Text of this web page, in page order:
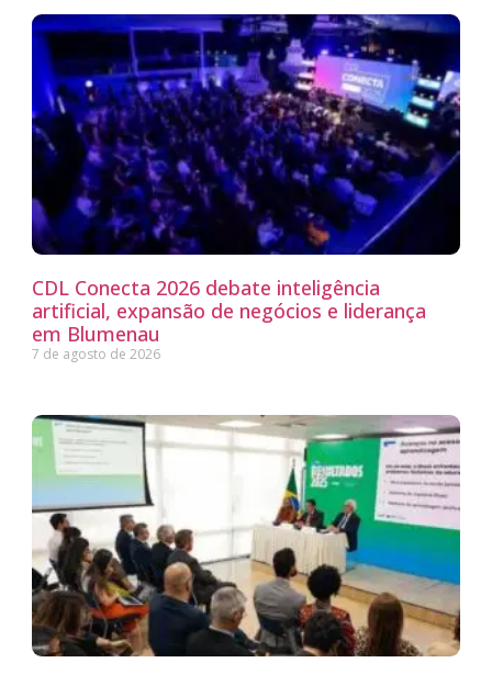
CDL Conecta 2026 debate inteligência
artificial, expansão de negócios e liderança
em Blumenau
7 de agosto de 2026